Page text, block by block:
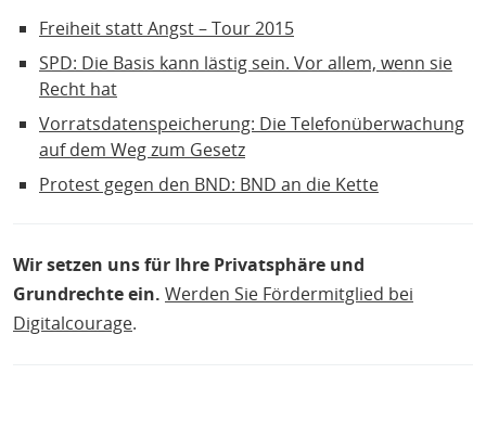
Freiheit statt Angst – Tour 2015
SPD: Die Basis kann lästig sein. Vor allem, wenn sie
Recht hat
Vorratsdatenspeicherung: Die Telefonüberwachung
auf dem Weg zum Gesetz
Protest gegen den BND: BND an die Kette
Wir setzen uns für Ihre Privatsphäre und
Grundrechte ein. Werden Sie Fördermitglied bei
Digitalcourage.